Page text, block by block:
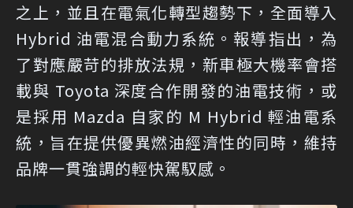
之上，並且在電氣化轉型趨勢下，全面導入
Hybrid 油電混合動力系統。報導指出，為
了對應嚴苛的排放法規，新車極大機率會搭
載與 Toyota 深度合作開發的油電技術，或
是採用 Mazda 自家的 M Hybrid 輕油電系
統，旨在提供優異燃油經濟性的同時，維持
品牌一貫強調的輕快駕馭感。